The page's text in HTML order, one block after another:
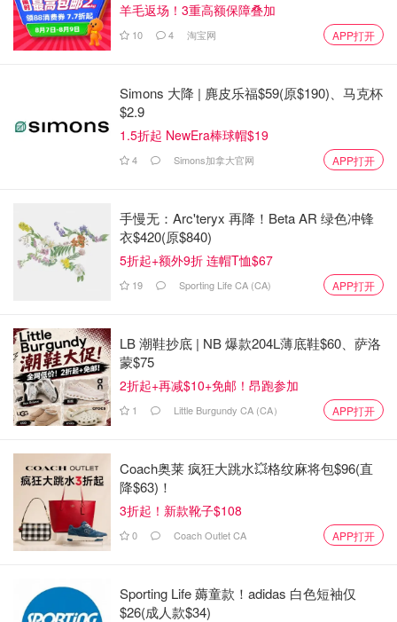
羊毛返场！3重高额保障叠加
10 4 淘宝网 APP打开
Simons 大降 | 麂皮乐福$59(原$190)、马克杯
$2.9
1.5折起 NewEra棒球帽$19
4 Simons加拿大官网 APP打开
手慢无：Arc'teryx 再降！Beta AR 绿色冲锋
衣$420(原$840)
5折起+额外9折 连帽T恤$67
19 Sporting Life CA (CA) APP打开
LB 潮鞋抄底 | NB 爆款204L薄底鞋$60、萨洛
蒙$75
2折起+再减$10+免邮！昂跑参加
1 Little Burgundy CA (CA） APP打开
Coach奥莱 疯狂大跳水💥格纹麻将包$96(直
降$63)！
3折起！新款靴子$108
0 Coach Outlet CA APP打开
Sporting Life 薅童款！adidas 白色短袖仅
$26(成人款$34)